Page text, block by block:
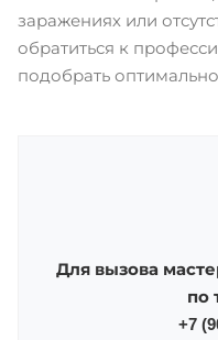
заражениях или
обратиться к
подобрать
Для вызова
по
+7